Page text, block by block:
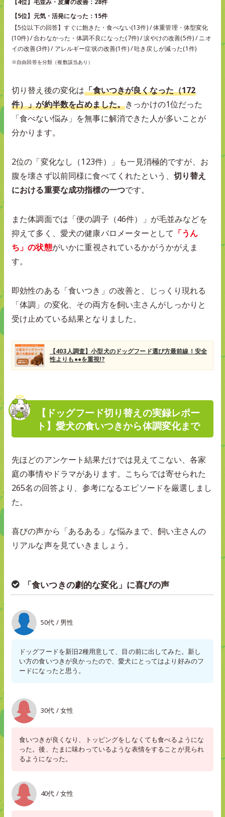
【4位】毛並み・皮膚の改善：28件
【5位】元気・活発になった：15件
【5位以下の回答】すぐに飽きた・食べない(13件) / 体重管理・体型変化
(10件) / 合わなかった・体調不良になった(7件) / 涙やけの改善(5件) / ニオ
イの改善(3件) / アレルギー症状の改善(1件) / 吐き戻しが減った(1件)
※自由回答を分類（複数該当あり）
切り替え後の変化は「食いつきが良くなった（172
件）」が約半数を占めました。きっかけの1位だった
「食べない悩み」を無事に解消できた人が多いことが
分かります。
2位の「変化なし（123件）」も一見消極的ですが、お
腹を壊さず以前同様に食べてくれたという、 切り替え
における重要な成功指標の一つです。
また体調面では「便の調子（46件）」が毛並みなどを
抑えて多く、愛犬の健康バロメーターとして 「うん
ち」の状態がいかに重視されているかがうかがえま
す。
即効性のある「食いつき」の改善と、じっくり現れる
「体調」の変化、その両方を飼い主さんがしっかりと
受け止めている結果となりました。
【403人調査】小型犬のドッグフード選び方最前線！安全
性よりも●●を重視!?
【ドッグフード切り替えの実録レポー
ト】愛犬の食いつきから体調変化まで
先ほどのアンケート結果だけでは見えてこない、各家
庭の事情やドラマがあります。こちらでは寄せられた
265名の回答より、参考になるエピソードを厳選しまし
た。
喜びの声から「あるある」な悩みまで、飼い主さんの
リアルな声を見ていきましょう。
「食いつきの劇的な変化」に喜びの声
50代 / 男性
ドッグフードを新旧2種用意して、目の前に出してみた。新し
い方の食いつきが良かったので、愛犬にとってはより好みのフ
ードになったと思う。
30代 / 女性
食いつきが良くなり、トッピングをしなくても食べるようにな
った。後、たまに味わっているような表情をすることが見られ
るようになった。
40代 / 女性